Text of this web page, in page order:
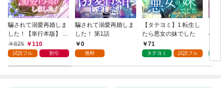
騙されて溺愛再婚しま
した！【単行本版】 1
巻825 110
試読フル 割引
騙されて溺愛再婚しま
した！ 第1話
0
無料
【タテヨミ】1.転生し
たら悪女の妹でした
71
タテヨミ 試読フル
の